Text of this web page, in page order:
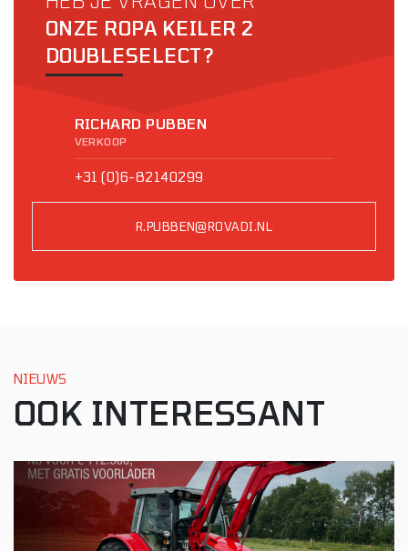
ONZE ROPA KEILER 2
DOUBLESELECT?
RICHARD PUBBEN
VERKOOP
+31 (0)6-82140299
R.PUBBEN@ROVADI.NL
NIEUWS
OOK INTERESSANT